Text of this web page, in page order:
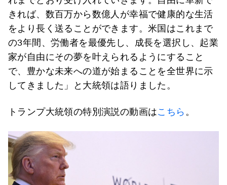
きれば、数百万から数億人が幸福で健康的な生活
をより長く送ることができます。米国はこれまで
の3年間、労働者を最優先し、成長を選択し、起業
家が自由にその夢を叶えられるようにすること
で、豊かな未来への道が始まることを全世界に示
してきました」と大統領は語りました。
トランプ大統領の特別演説の動画はこちら 。